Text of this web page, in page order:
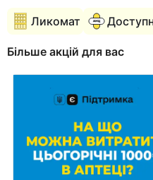
Ликомат
Більше акцій для вас